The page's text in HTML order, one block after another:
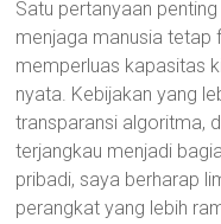
Satu pertanyaan
menjaga manusia tetap
memperluas kapasitas
nyata. Kebijakan yang
transparansi algoritma,
terjangkau menjadi
pribadi, saya berharap
perangkat yang lebih